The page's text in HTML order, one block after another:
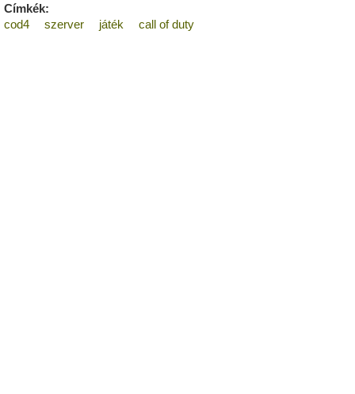
Címkék:
cod4
szerver játék call of duty